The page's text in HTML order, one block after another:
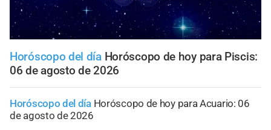
Horóscopo del día Horóscopo de hoy para Piscis:
06 de agosto de 2026
Horóscopo del día Horóscopo de hoy para Acuario: 06
de agosto de 2026